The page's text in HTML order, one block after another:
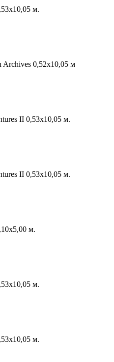
м.
0,52x10,05 м
II 0,53х10,05 м.
II 0,53х10,05 м.
м.
м.
м.